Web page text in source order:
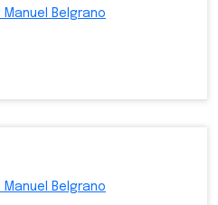
Belgrano
Belgrano